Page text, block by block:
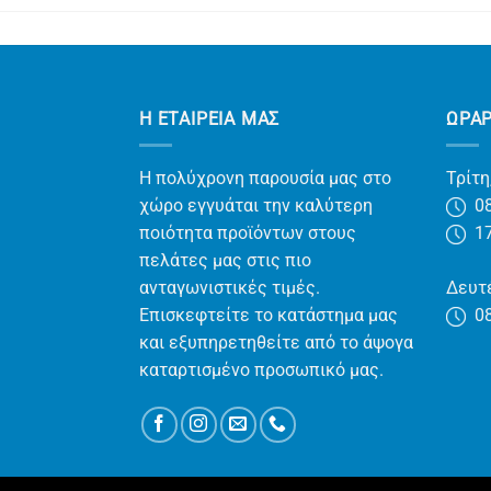
Η ΕΤΑΙΡΕΊΑ ΜΑΣ
Η πολύχρονη παρουσία μας στο
χώρο εγγυάται την καλύτερη
ποιότητα προϊόντων στους
πελάτες μας στις πιο
ανταγωνιστικές τιμές.
Επισκεφτείτε το κατάστημα μας
και εξυπηρετηθείτε από το άψογα
καταρτισμένο προσωπικό μας.